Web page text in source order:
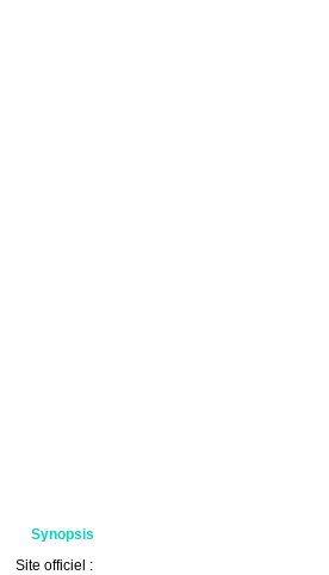
Synopsis
Site officiel :